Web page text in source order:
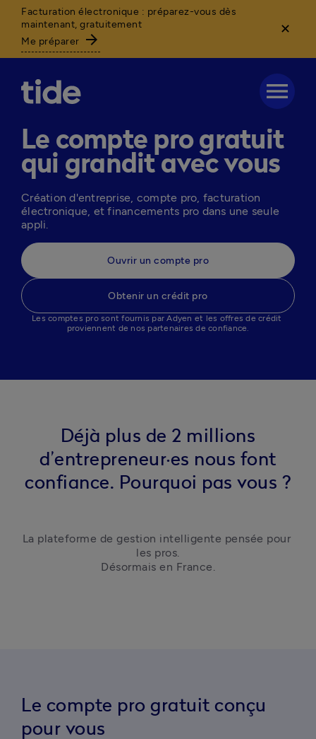
Facturation électronique : préparez-vous dès
maintenant, gratuitement
Me préparer arrow_forward
✕
menu
Le compte pro gratuit
qui grandit avec vous
Création d'entreprise, compte pro, facturation
électronique, et financements pro dans une seule
appli.
Ouvrir un compte pro
Obtenir un crédit pro
Les comptes pro sont fournis par Adyen et les offres de crédit
proviennent de nos partenaires de confiance.
Déjà plus de 2 millions
d’entrepreneur·es nous font
confiance. Pourquoi pas vous ?
La plateforme de gestion intelligente pensée pour
les pros.
Désormais en France.
Le compte pro gratuit conçu
pour vous